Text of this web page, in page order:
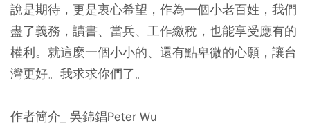
說是期待，更是衷心希望，作為一個小老百姓，我們
盡了義務，讀書、當兵、工作繳稅，也能享受應有的
權利。就這麼一個小小的、還有點卑微的心願，讓台
灣更好。我求求你們了。
作者簡介_ 吳錦錩Peter Wu